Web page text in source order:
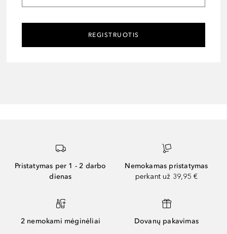
REGISTRUOTIS
Pristatymas per 1 - 2 darbo
dienas
Nemokamas pristatymas
perkant už 39,95 €
2 nemokami mėginėliai Dovanų pakavimas